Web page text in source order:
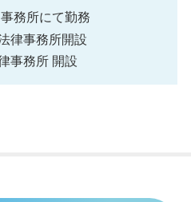
務所にて勤務
律事務所開設
事務所 開設